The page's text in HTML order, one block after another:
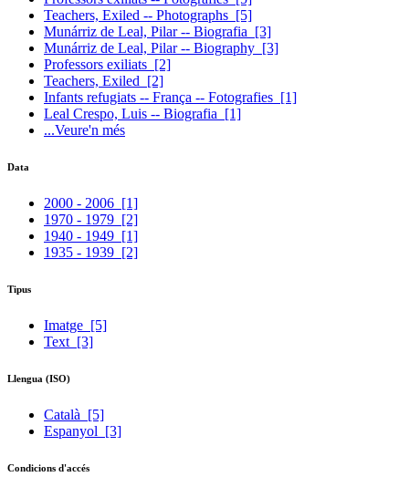
Teachers, Exiled -- Photographs [5]
Munárriz de Leal, Pilar -- Biografia [3]
Munárriz de Leal, Pilar -- Biography [3]
Professors exiliats [2]
Teachers, Exiled [2]
Infants refugiats -- França -- Fotografies [1]
Leal Crespo, Luis -- Biografia [1]
...Veure'n més
Data
2000 - 2006 [1]
1970 - 1979 [2]
1940 - 1949 [1]
1935 - 1939 [2]
Tipus
Imatge [5]
Text [3]
Llengua (ISO)
Català [5]
Espanyol [3]
Condicions d'accés